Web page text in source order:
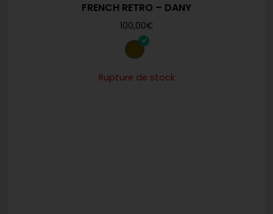
FRENCH RETRO – DANY
100,00€
Rupture de stock